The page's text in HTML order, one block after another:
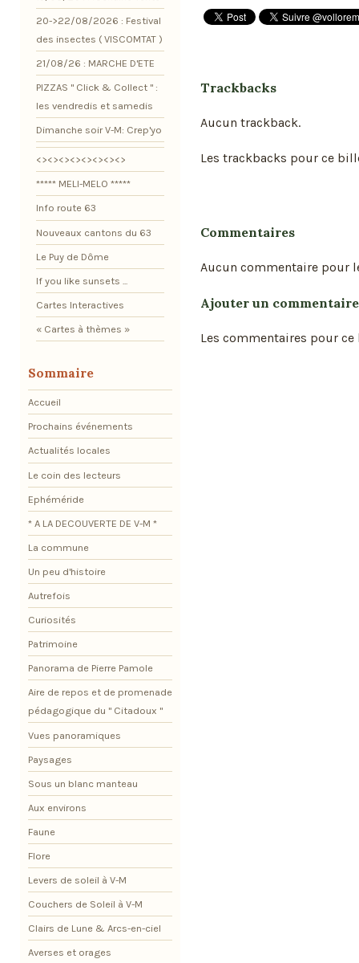
Trackbacks
Aucun trackback.
Les trackbacks pour ce
Commentaires
Aucun commentaire pour
Ajouter un commentaire
Les commentaires pour
20->22/08/2026 : Festival
des insectes ( VISCOMTAT )
21/08/26 : MARCHE D'ETE
PIZZAS " Click & Collect " :
les vendredis et samedis
Dimanche soir V-M: Crep'yo
<><><><><><><><>
***** MELI-MELO *****
Info route 63
Nouveaux cantons du 63
Le Puy de Dôme
If you like sunsets ...
Cartes Interactives
« Cartes à thèmes »
Sommaire
Accueil
Prochains événements
Actualités locales
Le coin des lecteurs
Ephéméride
* A LA DECOUVERTE DE V-M *
La commune
Un peu d'histoire
Autrefois
Curiosités
Patrimoine
Panorama de Pierre Pamole
Aire de repos et de promenade
pédagogique du " Citadoux "
Vues panoramiques
Paysages
Sous un blanc manteau
Aux environs
Faune
Flore
Levers de soleil à V-M
Couchers de Soleil à V-M
Clairs de Lune & Arcs-en-ciel
Averses et orages